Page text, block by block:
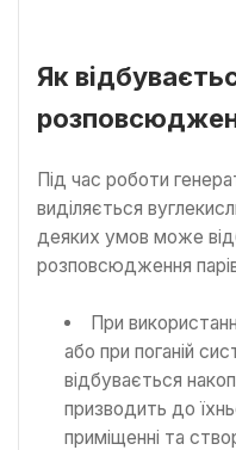
Як
Під час роботи
виділяється
деяких умов може
розповсюдження
При
або при поганій
відбувається
призводить до
приміщенні та